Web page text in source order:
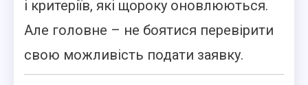
і критеріїв, які щороку оновлюються.
Але головне – не боятися перевірити
свою можливість подати заявку.